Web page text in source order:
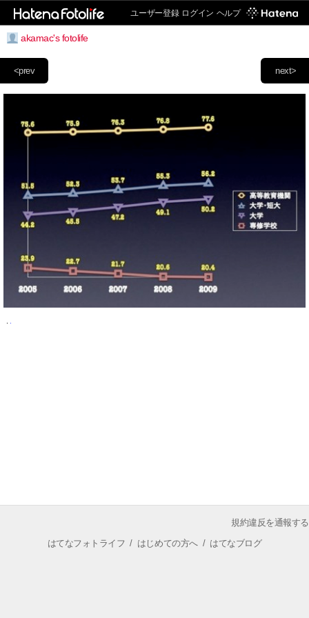
ユーザー登録 ログイン ヘルプ
akamac's fotolife
next>
<prev
規約違反を通報する
はてなフォトライフ / はじめての方へ/ はてなブログ